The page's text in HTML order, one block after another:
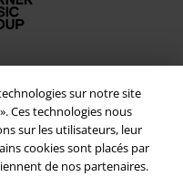
sur notre site
Ces technologies nous
sur les utilisateurs, leur
cookies sont placés par
de nos partenaires.